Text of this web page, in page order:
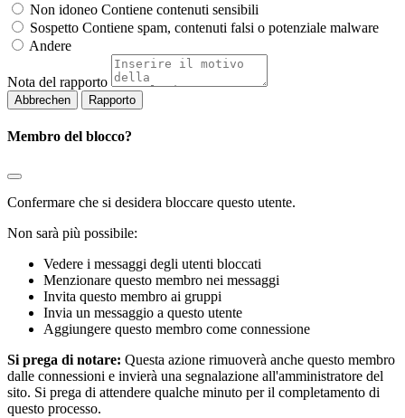
Non idoneo Contiene contenuti sensibili
Sospetto Contiene spam, contenuti falsi o potenziale malware
Andere
Nota del rapporto
Rapporto
Membro del blocco?
Confermare che si desidera bloccare questo utente.
Non sarà più possibile:
Vedere i messaggi degli utenti bloccati
Menzionare questo membro nei messaggi
Invita questo membro ai gruppi
Invia un messaggio a questo utente
Aggiungere questo membro come connessione
Si prega di notare: Questa azione rimuoverà anche questo membro
dalle connessioni e invierà una segnalazione all'amministratore del
sito. Si prega di attendere qualche minuto per il completamento di
questo processo.